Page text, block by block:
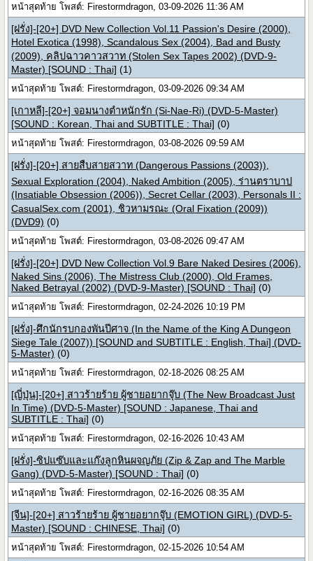
หน้าสุดท้าย โพสต์: Firestormdragon, 03-09-2026 11:36 AM
[ฝรั่ง]-[20+] DVD New Collection Vol.11 Passion's Desire (2000),
Hotel Exotica (1998), Scandalous Sex (2004), Bad and Busty
(2009), คลิปฉาวคาวสวาท (Stolen Sex Tapes 2002) (DVD-9-
Master) [SOUND : Thai] (1)
หน้าสุดท้าย โพสต์: Firestormdragon, 03-09-2026 09:34 AM
[เกาหลี]-[20+] จอมนางตำหนักรัก (Si-Nae-Ri) (DVD-5-Master)
[SOUND : Korean, Thai and SUBTITLE : Thai] (0)
หน้าสุดท้าย โพสต์: Firestormdragon, 03-08-2026 09:59 AM
[ฝรั่ง]-[20+] สายสืบสายสวาท (Dangerous Passions (2003)),
Sexual Exploration (2004), Naked Ambition (2005), ร่านตราบาป
(Insatiable Obsession (2006)), Secret Cellar (2003), Personals II :
CasualSex.com (2001), ชิวหามรณะ (Oral Fixation (2009))
(DVD9) (0)
หน้าสุดท้าย โพสต์: Firestormdragon, 03-08-2026 09:47 AM
[ฝรั่ง]-[20+] DVD New Collection Vol.9 Bare Naked Desires (2006),
Naked Sins (2006), The Mistress Club (2000), Old Frames,
Naked Betrayal (2002) (DVD-9-Master) [SOUND : Thai] (0)
หน้าสุดท้าย โพสต์: Firestormdragon, 02-24-2026 10:19 PM
[ฝรั่ง]-ศึกนักรบกองพันปีศาจ (In the Name of the King A Dungeon
Siege Tale (2007)) [SOUND and SUBTITLE : English, Thai] (DVD-
5-Master) (0)
หน้าสุดท้าย โพสต์: Firestormdragon, 02-18-2026 08:25 AM
[ญี่ปุ่น]-[20+] สาวร้ายร้าย ผู้ชายอยากจุ๊บ (The New Broadcast Just
In Time) (DVD-5-Master) [SOUND : Japanese, Thai and
SUBTITLE : Thai] (0)
หน้าสุดท้าย โพสต์: Firestormdragon, 02-16-2026 10:43 AM
[ฝรั่ง]-ซิปแซ๊บและแก๊งลูกหินผจญภัย (Zip & Zap and The Marble
Gang) (DVD-5-Master) [SOUND : Thai] (0)
หน้าสุดท้าย โพสต์: Firestormdragon, 02-16-2026 08:35 AM
[จีน]-[20+] สาวร้ายร้าย ผู้ชายอยากจุ๊บ (EMOTION GIRL) (DVD-5-
Master) [SOUND : CHINESE, Thai] (0)
หน้าสุดท้าย โพสต์: Firestormdragon, 02-15-2026 10:54 AM